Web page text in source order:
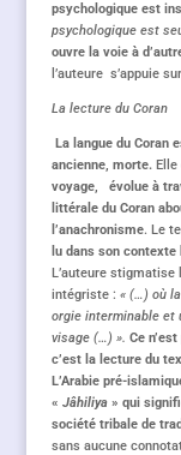
psychologique est
psychologique est
ouvre la voie à
l’auteure s’appuie
La lecture du Coran
La langue du Coran
ancienne, morte.Elle
voyage,
évolue à
littérale du Coran
l’anachronisme. Le
lu dans son
L’auteure stigmatise
intégriste : « (…) où
orgie interminable et
visage (…) ». Ce
c’est la lecture du
L’Arabie pré-
« Jâhiliya» qui
société tribale de
sans aucune